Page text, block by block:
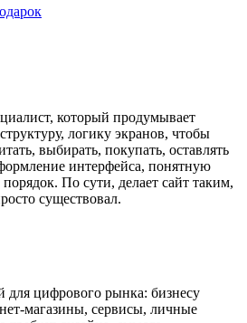
который продумывает
логику экранов, чтобы
выбирать, покупать, оставлять
интерфейса, понятную
По сути, делает сайт таким,
существовал.
для цифрового рынка: бизнесу
магазины, сервисы, личные